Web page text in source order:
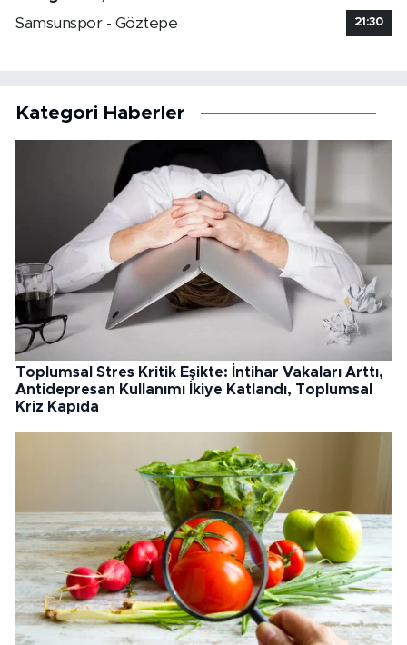
Samsunspor - Göztepe
21:30
Kategori Haberler
Toplumsal Stres Kritik Eşikte: İntihar Vakaları Arttı,
Antidepresan Kullanımı İkiye Katlandı, Toplumsal
Kriz Kapıda